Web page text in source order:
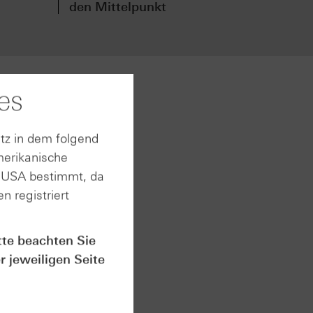
den Mittelpunkt
im
in dem folgend
bestimmt, da
registriert
beachten Sie
jeweiligen Seite